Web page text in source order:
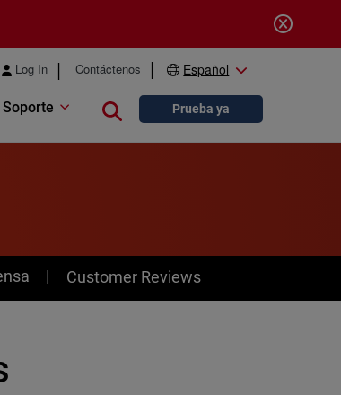
Log In Contáctenos Español
Soporte Close searchPrueba ya
Customer Reviews